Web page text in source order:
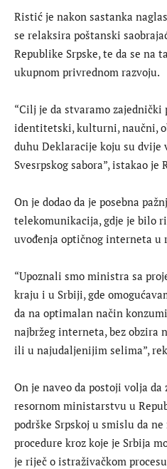
Ristić je nakon sastanka
se relaksira poštanski
Republike Srpske, te da se na
ukupnom privrednom razvoju.
“Cilj je da stvaramo
identitetski, kulturni, naučni,
duhu Deklaracije koju su dvije
Svesrpskog sabora”, istakao je
On je dodao da je posebna
telekomunikacija, gdje je bilo
uvođenja optičnog interneta u
“Upoznali smo ministra sa
kraju i u Srbiji, gde
da na optimalan način
najbržeg interneta, bez obzira
ili u najudaljenijim selima”,
On je naveo da postoji volja
resornom ministarstvu u
podrške Srpskoj u smislu da
procedure kroz koje je Srbija
je riječ o istraživačkom